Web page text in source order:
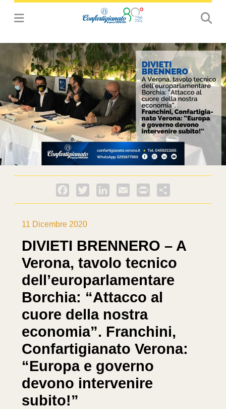
Facebook
Twitter LinkedInEmail PrintFriendly
11 Dicembre 2020
DIVIETI BRENNERO – A
Verona, tavolo tecnico
dell’europarlamentare
Borchia: “Attacco al
cuore della nostra
economia”. Franchini,
Confartigianato Verona:
“Europa e governo
devono intervenire
subito!”